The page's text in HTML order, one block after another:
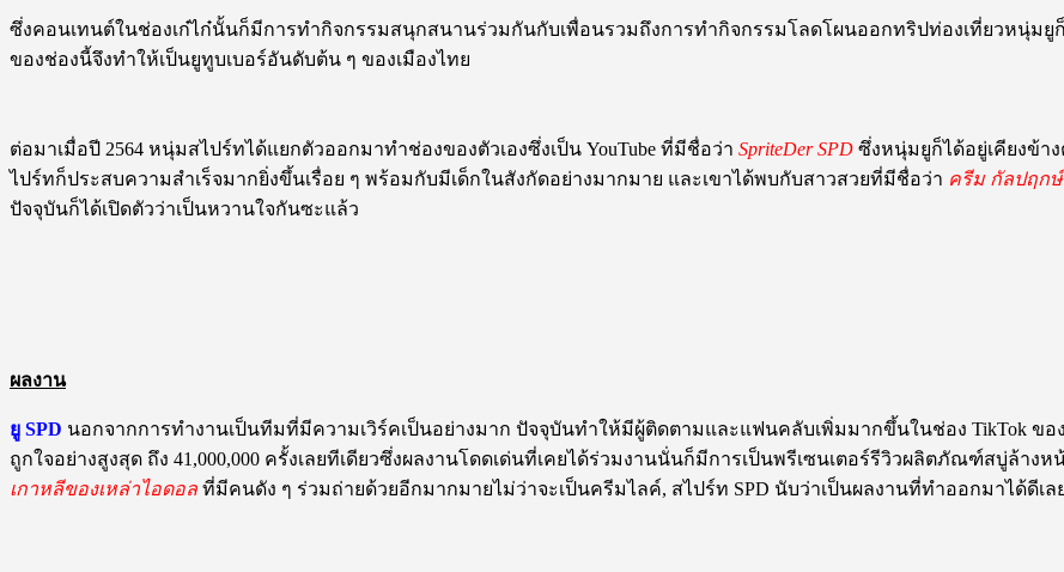
ซึ่งคอนเทนต์ในช่องเก๋ไก๋นั้นก็มีการทำกิจกรรมสนุกสนานร่วมกันกับเพื่อนรวมถึงการทำกิจกรรมโลดโผนออกทริปท่องเที่ยวหนุ่ม
ของช่องนี้จึงทำให้เป็นยูทูบเบอร์อันดับต้น ๆ ของเมืองไทย
ต่อมาเมื่อปี 2564 หนุ่มสไปร์ทได้แยกตัวออกมาทำช่องของตัวเองซึ่งเป็น YouTube ที่มีชื่อว่า SpriteDer SPD ซึ่งหนุ่มยูก็ได้อยู่เคียงข้า
ไปร์ทก็ประสบความสำเร็จมากยิ่งขึ้นเรื่อย ๆ พร้อมกับมีเด็กในสังกัดอย่างมากมาย และเขาได้พบกับสาวสวยที่มีชื่อว่า ครีม กัลปฤกษ์
ปัจจุบันก็ได้เปิดตัวว่าเป็นหวานใจกันซะแล้ว
ผลงาน
ยู SPD นอกจากการทำงานเป็นทีมที่มีความเวิร์คเป็นอย่างมาก ปัจจุบันทำให้มีผู้ติดตามและแฟนคลับเพิ่มมากขึ้นในช่อง TikTok ขอ
ถูกใจอย่างสูงสุด ถึง 41,000,000 ครั้งเลยทีเดียวซึ่งผลงานโดดเด่นที่เคยได้ร่วมงานนั่นก็มีการเป็นพรีเซนเตอร์รีวิวผลิตภัณฑ์สบู่ล้างห
เกาหลีของเหล่าไอดอล ที่มีคนดัง ๆ ร่วมถ่ายด้วยอีกมากมายไม่ว่าจะเป็นครีมไลค์, สไปร์ท SPD นับว่าเป็นผลงานที่ทำออกมาได้ดีเล